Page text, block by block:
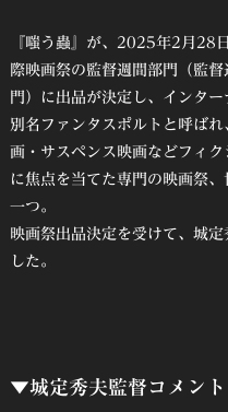
『嗤う蟲』が、2025年2月28
際映画祭の監督週間部門（監
門）に出品が決定し、インタ
別名ファンタスポルトと呼ば
画・サスペンス映画などフィ
に焦点を当てた専門の映画祭
一つ。
映画祭出品決定を受けて、城
した。
▼城定秀夫監督コメント